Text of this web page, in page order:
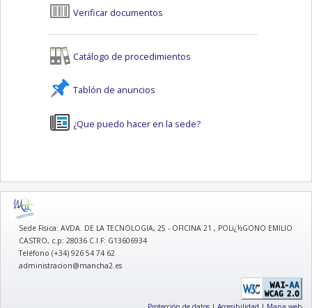
Verificar documentos
Catálogo de procedimientos
Tablón de anuncios
¿Que puedo hacer en la sede?
logo
Sede Física: AVDA. DE LA TECNOLOGIA, 25 - OFICINA 21 , POLï¿½GONO EMILIO
CASTRO, c.p: 28036 C.I.F: G13606934
Teléfono (+34) 926 54 74 62
administracion@mancha2.es